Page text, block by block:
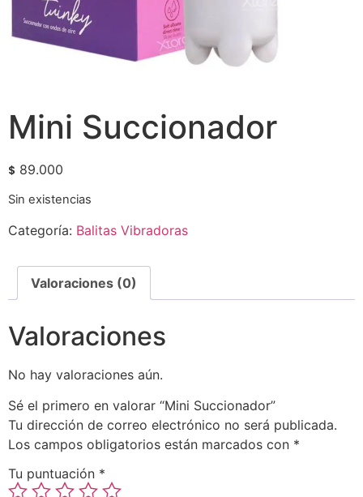
Mini Succionador
$ 89.000
Sin existencias
Categoría: Balitas Vibradoras
Valoraciones (0)
Valoraciones
No hay valoraciones aún.
Sé el primero en valorar “Mini Succionador”
Tu dirección de correo electrónico no será publicada.
Los campos obligatorios están marcados con *
Tu puntuación *